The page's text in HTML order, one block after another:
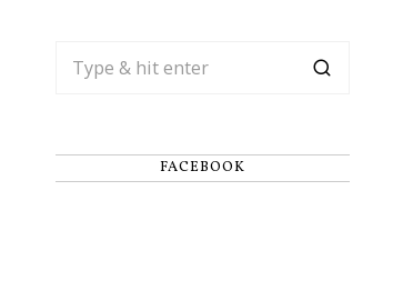
FACEBOOK